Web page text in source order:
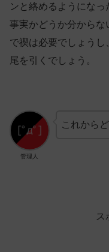
ンと絡めるようにな
事実かどうか分から
で禊は必要でしょう
尾を引くでしょう。
管理人
これから
ス